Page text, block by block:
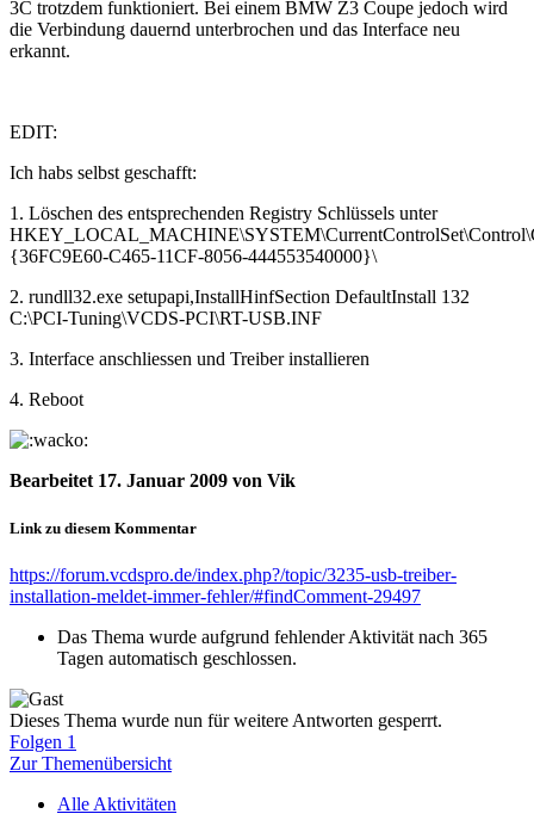
3C trotzdem funktioniert. Bei einem BMW Z3 Coupe jedoch wird
die Verbindung dauernd unterbrochen und das Interface neu
erkannt.
EDIT:
Ich habs selbst geschafft:
1. Löschen des entsprechenden Registry Schlüssels unter
{36FC9E60-C465-11CF-8056-444553540000}\
2. rundll32.exe setupapi,InstallHinfSection DefaultInstall 132
C:\PCI-Tuning\VCDS-PCI\RT-USB.INF
3. Interface anschliessen und Treiber installieren
4. Reboot
Bearbeitet 17. Januar 2009 von Vik
Link zu diesem Kommentar
https://forum.vcdspro.de/index.php?/topic/3235-usb-treiber-
installation-meldet-immer-fehler/#findComment-29497
Das Thema wurde aufgrund fehlender Aktivität nach 365
Tagen automatisch geschlossen.
Dieses Thema wurde nun für weitere Antworten gesperrt.
Folgen 1
Zur Themenübersicht
Alle Aktivitäten